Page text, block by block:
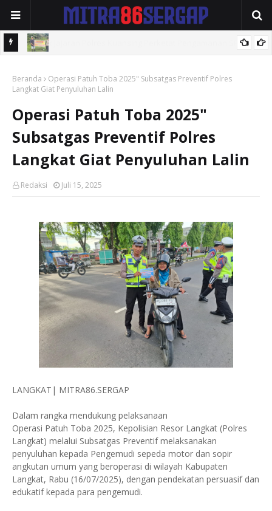
PETI, Jaga Lingkungan dan Masa Depan Generasi
Beranda
Operasi Patuh Toba 2025" Subsatgas Preventif Polres
Langkat Giat Penyuluhan Lalin
Operasi Patuh Toba 2025"
Subsatgas Preventif Polres
Langkat Giat Penyuluhan Lalin
Redaksi Juli 15, 2025
LANGKAT| MITRA86.SERGAP
Dalam rangka mendukung pelaksanaan
Operasi Patuh Toba 2025, Kepolisian Resor Langkat (Polres
Langkat) melalui Subsatgas Preventif melaksanakan
penyuluhan kepada Pengemudi sepeda motor dan sopir
angkutan umum yang beroperasi di wilayah Kabupaten
Langkat, Rabu (16/07/2025), dengan pendekatan persuasif dan
edukatif kepada para pengemudi.